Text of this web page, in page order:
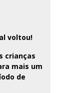
voltou!
crianças
mais um
de